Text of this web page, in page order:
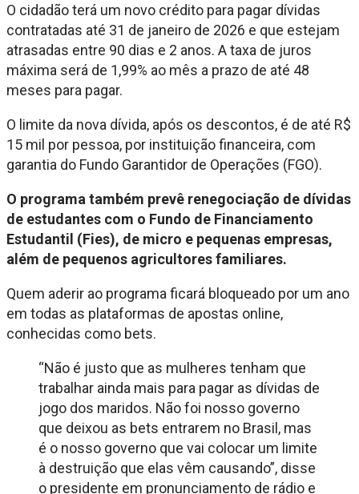
O cidadão terá um novo crédito para pagar dívidas
contratadas até 31 de janeiro de 2026 e que estejam
atrasadas entre 90 dias e 2 anos. A taxa de juros
máxima será de 1,99% ao mês a prazo de até 48
meses para pagar.
O limite da nova dívida, após os descontos, é de até R$
15 mil por pessoa, por instituição financeira, com
garantia do Fundo Garantidor de Operações (FGO).
O programa também prevê renegociação de dívidas
de estudantes com o Fundo de Financiamento
Estudantil (Fies), de micro e pequenas empresas,
além de pequenos agricultores familiares.
Quem aderir ao programa ficará bloqueado por um ano
em todas as plataformas de apostas online,
conhecidas como bets.
“Não é justo que as mulheres tenham que
trabalhar ainda mais para pagar as dívidas de
jogo dos maridos. Não foi nosso governo
que deixou as bets entrarem no Brasil, mas
é o nosso governo que vai colocar um limite
à destruição que elas vêm causando”, disse
o presidente em pronunciamento de rádio e